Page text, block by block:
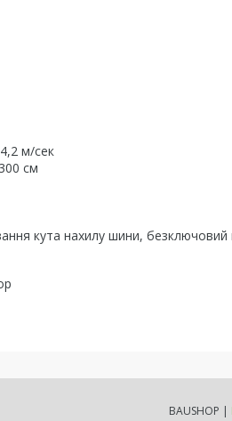
м/сек
см
кута нахилу шини, безключовий
BAUSHOP |